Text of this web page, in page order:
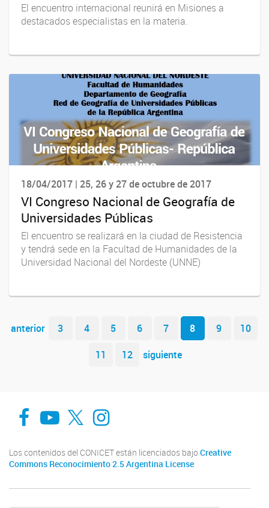
El encuentro internacional reunirá en Misiones a
destacados especialistas en la materia.
18/04/2017 | 25, 26 y 27 de octubre de 2017
VI Congreso Nacional de Geografía de
Universidades Públicas
El encuentro se realizará en la ciudad de Resistencia
y tendrá sede en la Facultad de Humanidades de la
Universidad Nacional del Nordeste (UNNE)
Navegador de artículos
anterior 3 4 5 6 7 8 9
10
11
12 siguiente
Facebook
You TubeTwitterInstagram
Los contenidos del CONICET están licenciados bajo Creative
Commons Reconocimiento 2.5 Argentina License